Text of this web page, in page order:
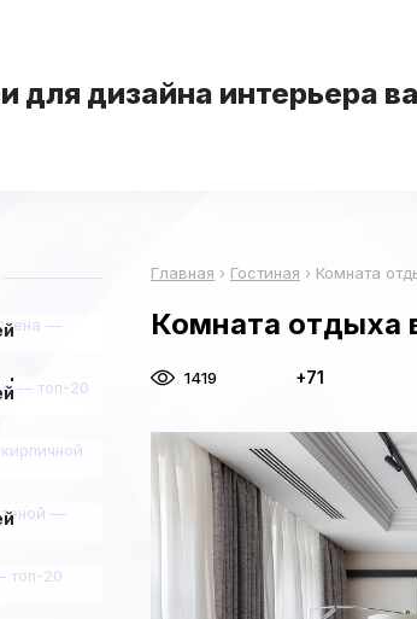
для дизайна интерьера
Главная › Гостиная › Комната
Комната отдыха
1419 +71